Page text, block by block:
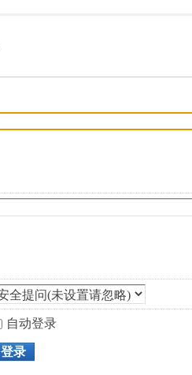
自动登录
登录